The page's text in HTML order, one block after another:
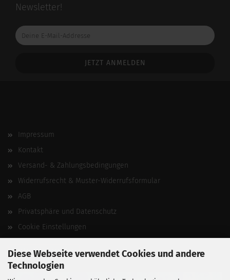
Diese Webseite verwendet Cookies und andere
Technologien
Newsletter!
Deine
E-
Impressum
Kontakt
Versand- & Zahlungsbedingungen
Widerrufsrecht & Muster-Widerrufsformular
AGB
Privatsphäre und Datenschutz
Cookie Einstellungen
Vertrag widerrufen